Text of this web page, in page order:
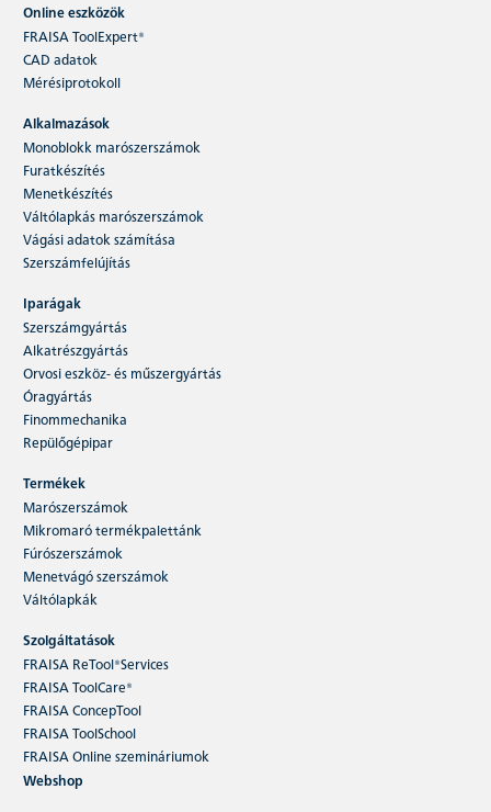
Online eszközök
FRAISA ToolExpert®
CAD adatok
Mérésiprotokoll
Alkalmazások
Monoblokk marószerszámok
Furatkészítés
Menetkészítés
Váltólapkás marószerszámok
Vágási adatok számítása
Szerszámfelújítás
Iparágak
Szerszámgyártás
Alkatrészgyártás
Orvosi eszköz- és műszergyártás
Óragyártás
Finommechanika
Repülőgépipar
Termékek
Marószerszámok
Mikromaró termékpalettánk
Fúrószerszámok
Menetvágó szerszámok
Váltólapkák
Szolgáltatások
FRAISA ReTool®Services
FRAISA ToolCare®
FRAISA ConcepTool
FRAISA ToolSchool
FRAISA Online szemináriumok
Webshop